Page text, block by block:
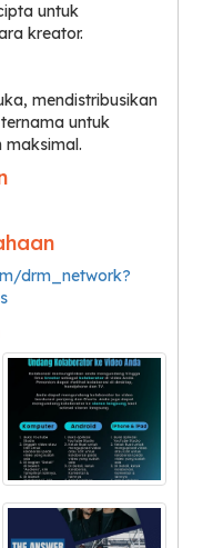
untuk
kreator.
mendistribusikan
untuk
maksimal.
drm_network?